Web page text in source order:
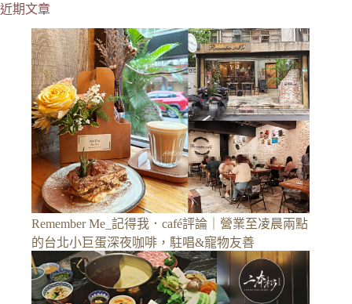
近期文章
Remember Me_記得我．café評論｜營業至凌晨兩點
的台北小巨蛋深夜咖啡，駐唱&寵物友善